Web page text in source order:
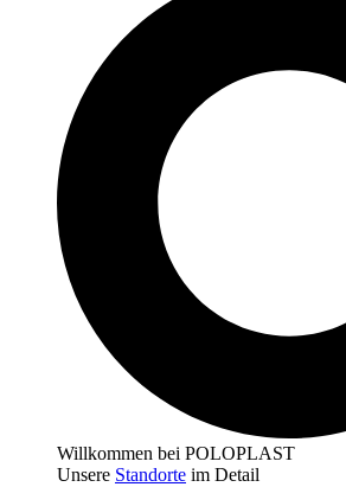
Willkommen bei POLOPLAST
Unsere Standorte im Detail